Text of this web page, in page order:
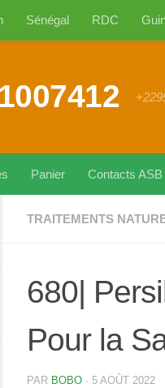
Sénégal RDC
Panier Contacts ASB
TRAITEMENTS
680|
Pour la
PAR BOBO · 5 AOÛT 2022